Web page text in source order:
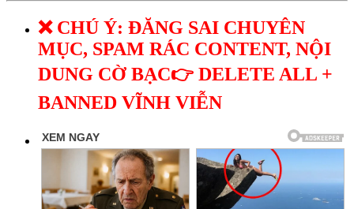
❌ CHÚ Ý: ĐĂNG SAI CHUYÊN
MỤC, SPAM RÁC CONTENT, NỘI
DUNG CỜ BẠC👉 DELETE ALL +
BANNED VĨNH VIỄN